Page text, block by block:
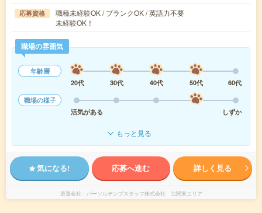
応募資格
職種未経験OK / ブランクOK / 英語力不要
未経験OK！
職場の雰囲気
年齢層
20代
30代 40代 50代
60代
職場の様子
活気がある
しずか
もっと見る
気になる! 応募へ進む 詳しく見る
派遣会社 パーソルテンプスタッフ株式会社 北関東エリア